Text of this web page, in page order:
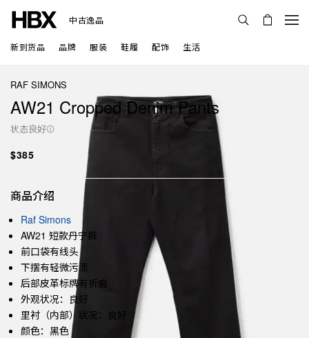
中古逸品
新到货品 品牌 服装 鞋履 配饰 生活
RAF SIMONS
AW21 Cropped Denim Pants
状态良好
$385
商品介绍
Raf Simons
AW21 短款丹宁裤
前口袋有线头
下摆有轻微污渍
后部皮革标牌有折痕
外观状况：良好
里衬（内部）状况：良好
颜色：黑色